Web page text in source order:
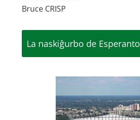
Bruce CRISP
La naskiĝurbo de Esperanto